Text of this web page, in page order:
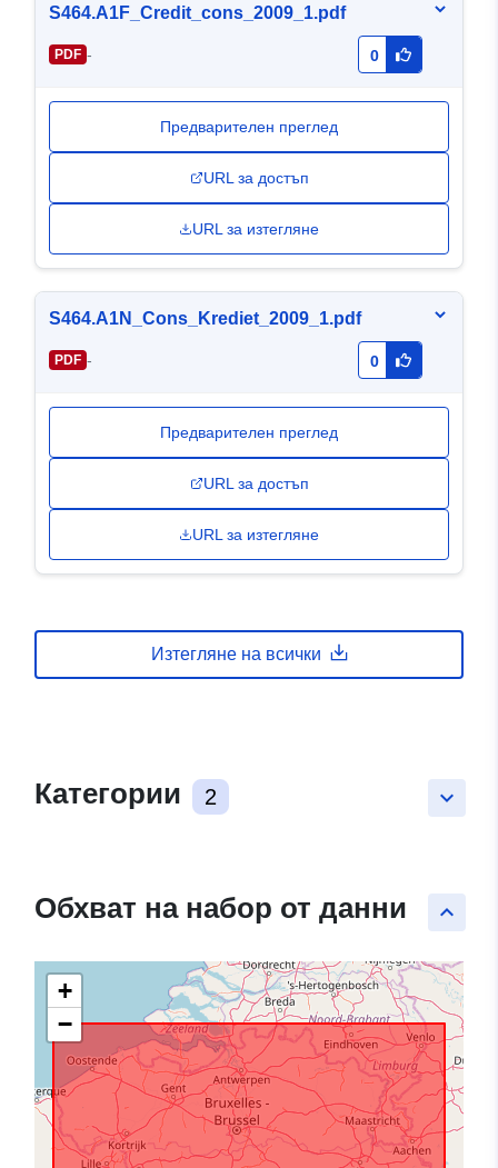
S464.A1F_Credit_cons_2009_1.pdf
PDF - 0
Предварителен преглед
URL за достъп
URL за изтегляне
S464.A1N_Cons_Krediet_2009_1.pdf
PDF - 0
Предварителен преглед
URL за достъп
URL за изтегляне
Изтегляне на всички
keyboard_arrow_down
Категории 2
keyboard_arrow_up
Обхват на набор от данни
+
−